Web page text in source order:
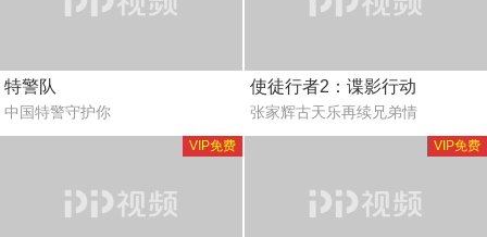
特警队
中国特警守护你
使徒行者2：谍影行动
张家辉古天乐再续兄弟情
VIP免费 VIP免费